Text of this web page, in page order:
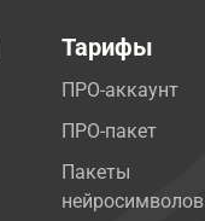
Тарифы
ПРО-аккаунт
ПРО-пакет
Пакеты
нейросимволов